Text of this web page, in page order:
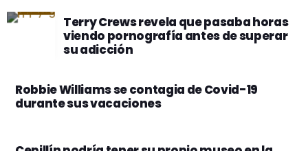
Terry Crews revela que pasaba horas
viendo pornografía antes de superar
su adicción
Robbie Williams se contagia de Covid-19
durante sus vacaciones